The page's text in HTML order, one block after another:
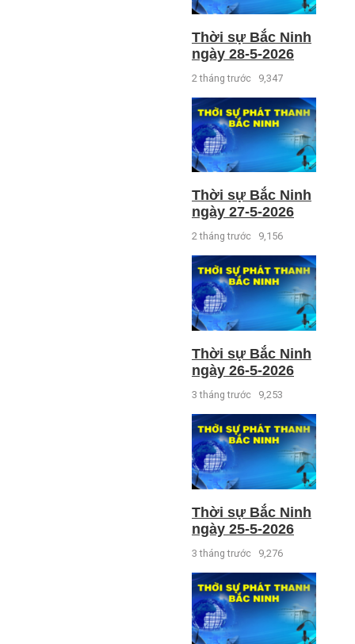
Thời sự Bắc Ninh
ngày 28-5-2026
2 tháng trước 9,347
Thời sự Bắc Ninh
ngày 27-5-2026
2 tháng trước 9,156
Thời sự Bắc Ninh
ngày 26-5-2026
3 tháng trước 9,253
Thời sự Bắc Ninh
ngày 25-5-2026
3 tháng trước 9,276